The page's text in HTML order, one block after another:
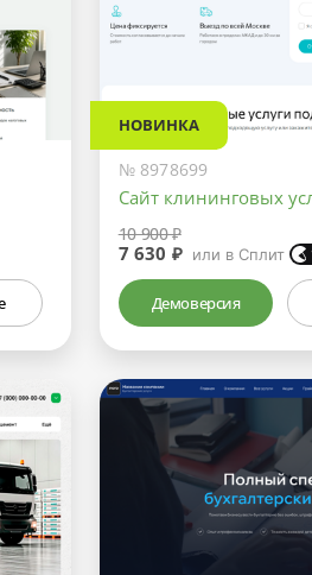
НОВИНКА
№ 8978699
Сайт клининговых
10 900 ₽
7 630 ₽ или в Сплит
Демоверсия